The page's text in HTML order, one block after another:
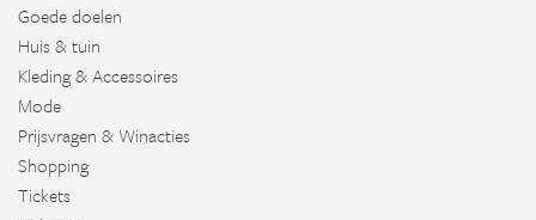
Goede doelen
Huis & tuin
Kleding & Accessoires
Mode
Prijsvragen & Winacties
Shopping
Tickets